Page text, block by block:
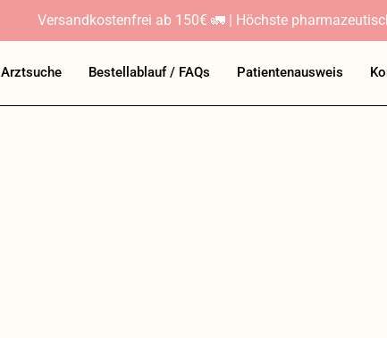
Versandkostenfrei ab 150€ 🚛 | Höchste
Arztsuche Bestellablauf / FAQs Patientenausweis